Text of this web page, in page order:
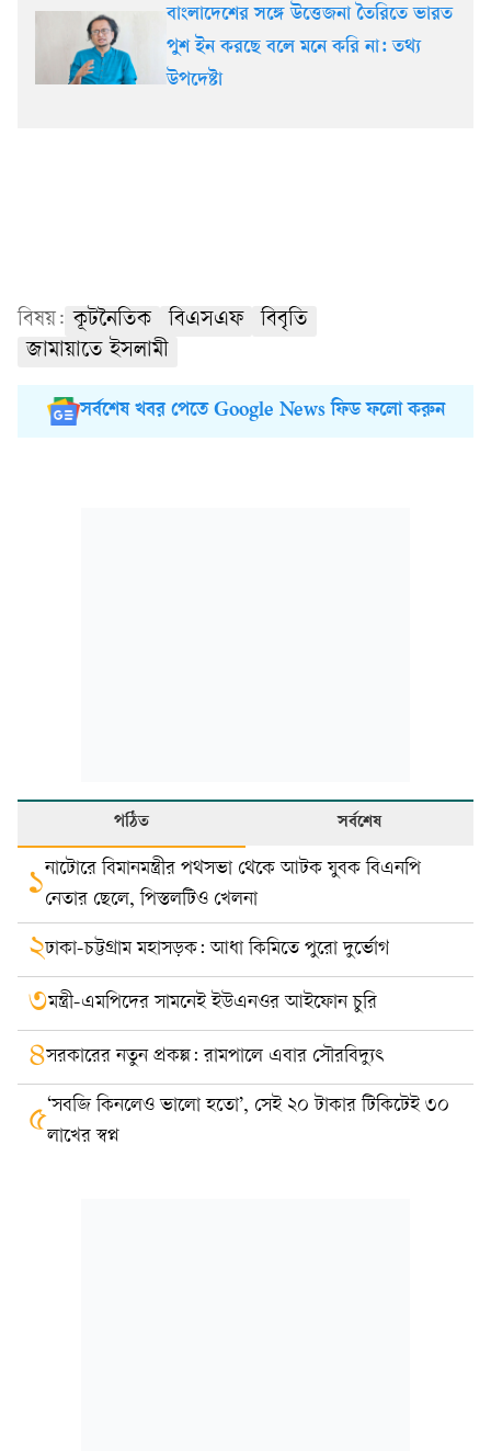
বাংলাদেশের সঙ্গে উত্তেজনা তৈরিতে ভারত
পুশ ইন করছে বলে মনে করি না: তথ্য
উপদেষ্টা
বিষয়: কূটনৈতিক বিএসএফ
বিবৃতি
জামায়াতে ইসলামী
সর্বশেষ খবর পেতে Google News ফিড ফলো করুন
পঠিত সর্বশেষ
১নাটোরে বিমানমন্ত্রীর পথসভা থেকে আটক যুবক বিএনপি
নেতার ছেলে, পিস্তলটিও খেলনা
২ঢাকা-চট্টগ্রাম মহাসড়ক: আধা কিমিতে পুরো দুর্ভোগ
৩মন্ত্রী-এমপিদের সামনেই ইউএনওর আইফোন চুরি
৪সরকারের নতুন প্রকল্প: রামপালে এবার সৌরবিদ্যুৎ
৫‘সবজি কিনলেও ভালো হতো’, সেই ২০ টাকার টিকিটেই ৩০
লাখের স্বপ্ন